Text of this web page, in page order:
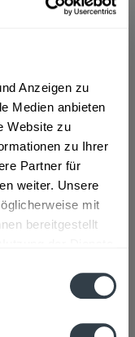
Anzeigen zu
Medien anbieten
Website zu
zu Ihrer
Partner für
weiter. Unsere
mit
bereitgestellt